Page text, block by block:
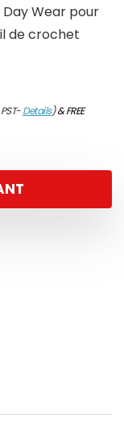
Wear pour
de crochet
Details)&FREE